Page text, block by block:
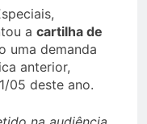
a cartilha de
uma demanda
anterior,
05 deste ano.